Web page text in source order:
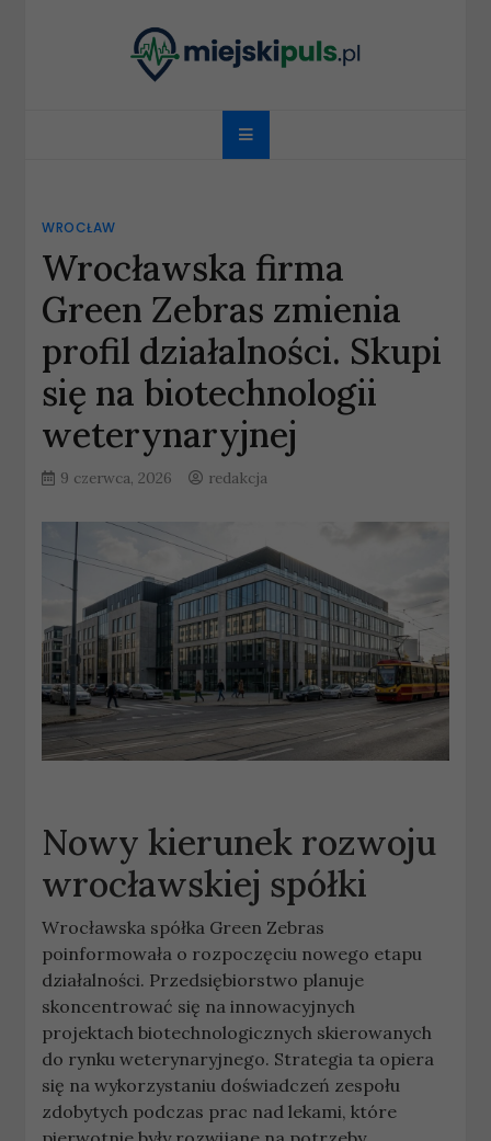
miejskipuls.pl
WROCŁAW
Wrocławska firma
Green Zebras zmienia
profil działalności. Skupi
się na biotechnologii
weterynaryjnej
9 czerwca, 2026 redakcja
Nowy kierunek rozwoju
wrocławskiej spółki
Wrocławska spółka Green Zebras
poinformowała o rozpoczęciu nowego etapu
działalności. Przedsiębiorstwo planuje
skoncentrować się na innowacyjnych
projektach biotechnologicznych skierowanych
do rynku weterynaryjnego. Strategia ta opiera
się na wykorzystaniu doświadczeń zespołu
zdobytych podczas prac nad lekami, które